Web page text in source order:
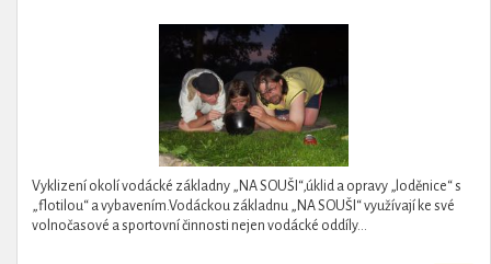
Vyklizení okolí vodácké základny „NA SOUŠI“,úklid a opravy „loděnice“ s
„flotilou“ a vybavením.Vodáckou základnu „NA SOUŠI“ využívají ke své
volnočasové a sportovní činnosti nejen vodácké oddíly...